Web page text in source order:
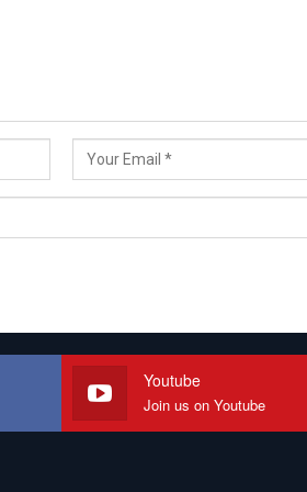
Youtube
Join us on Youtube